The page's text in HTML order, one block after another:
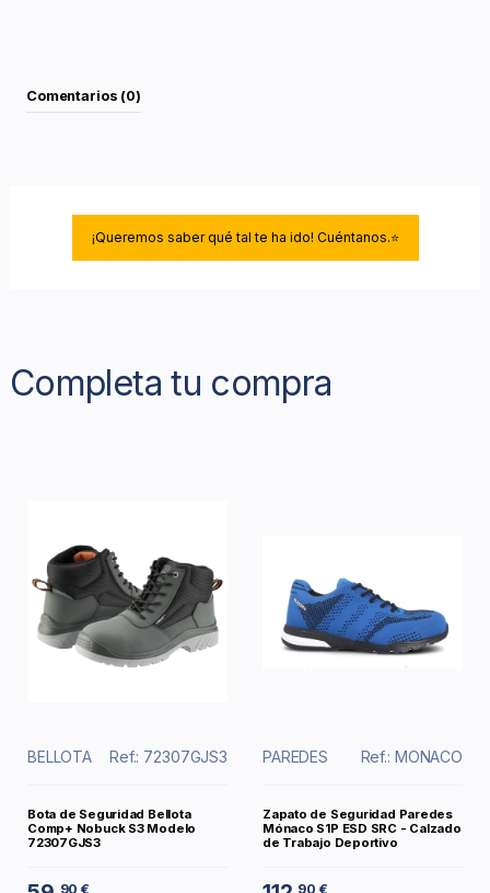
Comentarios (0)
¡Queremos saber qué tal te ha ido! Cuéntanos.⭐
Completa tu compra
BELLOTA Ref.: 72307GJS3
Bota de Seguridad Bellota
Comp+ Nobuck S3 Modelo
72307GJS3
90 €
PAREDES Ref.: MONACO
Zapato de Seguridad Paredes
Mónaco S1P ESD SRC - Calzado
de Trabajo Deportivo
90 €